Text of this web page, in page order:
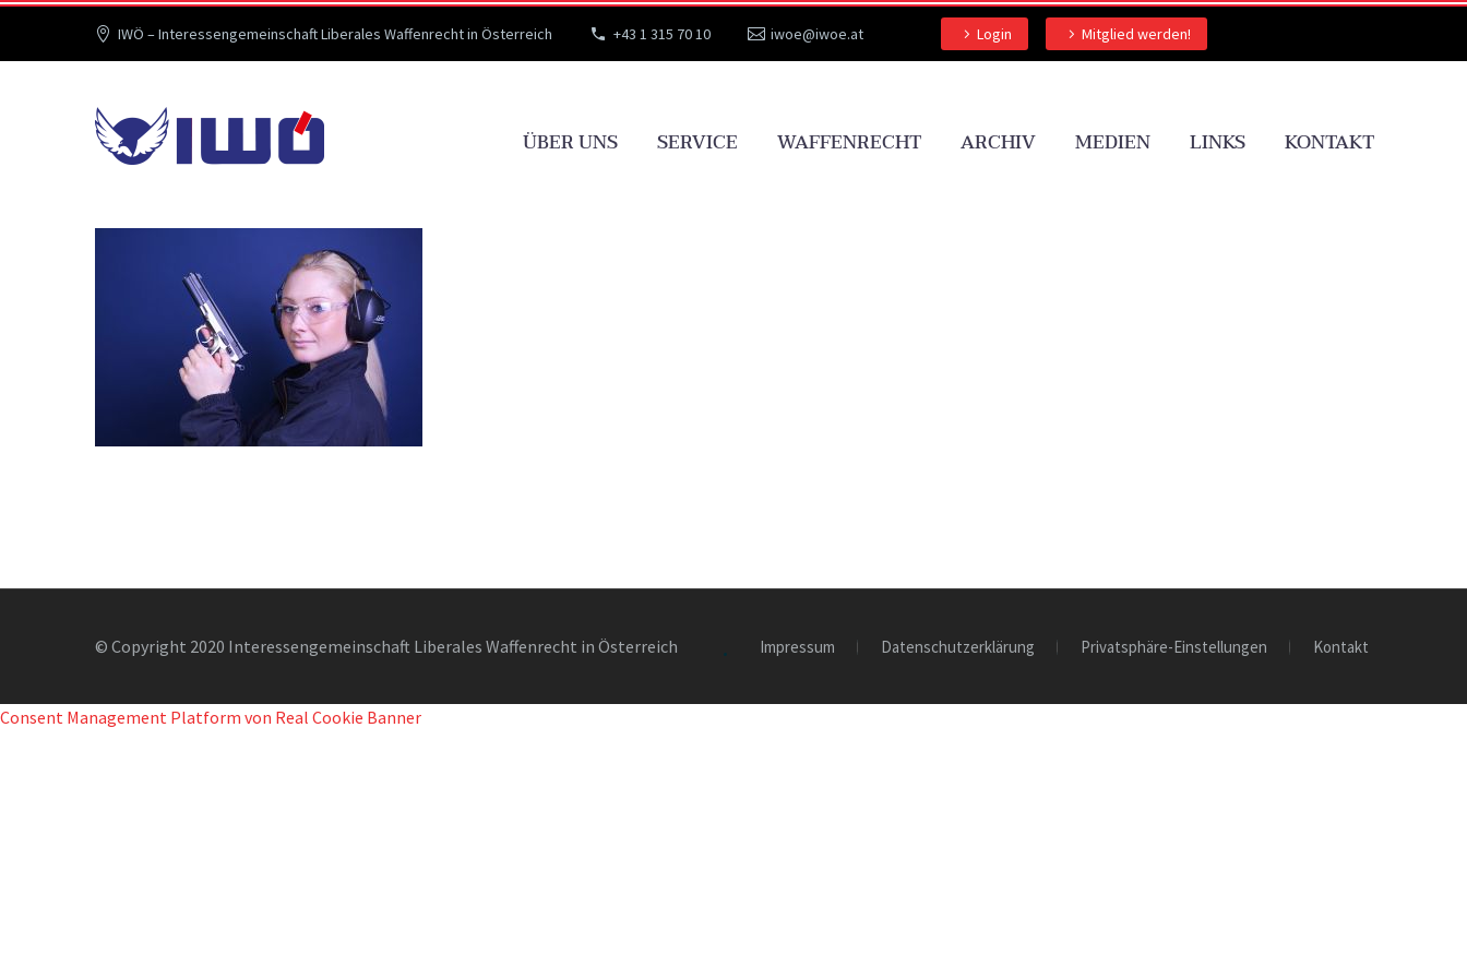
IWÖ – Interessengemeinschaft Liberales Waffenrecht in Österreich +43 1 315 70 10 iwoe@iwoe.at Login Mitglied werden!
ÜBER UNS SERVICE WAFFENRECHT ARCHIV MEDIEN LINKS KONTAKT
© Copyright 2020 Interessengemeinschaft Liberales Waffenrecht in Österreich Impressum Datenschutzerklärung Privatsphäre-Einstellungen Kontakt
Consent Management Platform von Real Cookie Banner